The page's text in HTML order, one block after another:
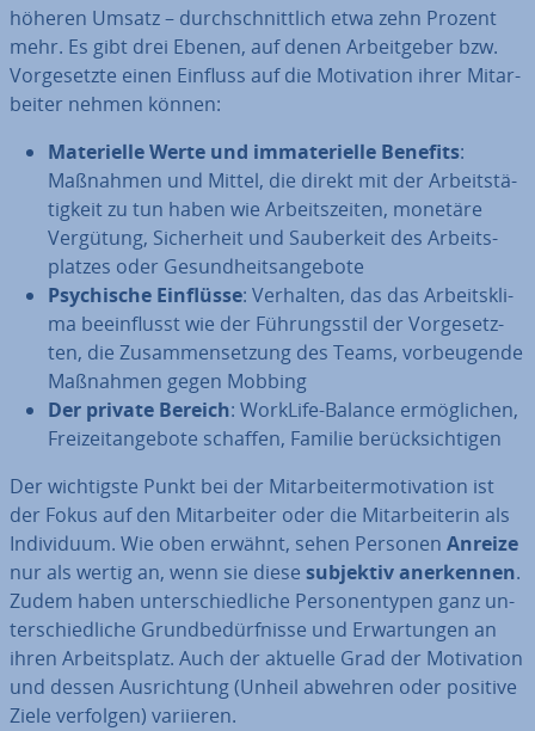
höheren Umsatz – durch­schnitt­lich etwa zehn Prozent
mehr. Es gibt drei Ebenen, auf denen Ar­beit­ge­ber bzw.
Vor­ge­setz­te einen Einfluss auf die Mo­ti­va­ti­on ihrer Mit­ar­
bei­ter nehmen können:
Ma­te­ri­el­le Werte und im­ma­te­ri­el­le Benefits:
Maßnahmen und Mittel, die direkt mit der Ar­beits­tä­
tig­keit zu tun haben wie Ar­beits­zei­ten, monetäre
Vergütung, Si­cher­heit und Sau­ber­keit des Ar­beits­
plat­zes oder Ge­sund­heits­an­ge­bo­te
Psy­chi­sche Einflüsse: Verhalten, das das Ar­beits­kli­
ma be­ein­flusst wie der Füh­rungs­stil der Vor­ge­setz­
ten, die Zu­sam­men­set­zung des Teams, vor­beu­gen­de
Maßnahmen gegen Mobbing
Der private Bereich: WorkLife-Balance er­mög­li­chen,
Frei­zeit­an­ge­bo­te schaffen, Familie be­rück­sich­ti­gen
Der wich­tigs­te Punkt bei der Mit­ar­bei­ter­mo­ti­va­ti­on ist
der Fokus auf den Mit­ar­bei­ter oder die Mit­ar­bei­te­rin als
In­di­vi­du­um. Wie oben erwähnt, sehen Personen Anreize
nur als wertig an, wenn sie diese subjektiv an­er­ken­nen.
Zudem haben un­ter­schied­li­che Per­so­nen­ty­pen ganz un­
ter­schied­li­che Grund­be­dürf­nis­se und Er­war­tun­gen an
ihren Ar­beits­platz. Auch der aktuelle Grad der Mo­ti­va­ti­on
und dessen Aus­rich­tung (Unheil abwehren oder positive
Ziele verfolgen) variieren.